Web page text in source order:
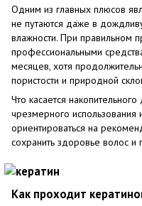
Одним из главных плюсов
не путаются даже в
влажности. При правильном
профессиональными
месяцев, хотя
пористости и природной
Что касается
чрезмерного использования
ориентироваться на
сохранить здоровье волос и
Как проходит